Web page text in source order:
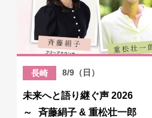
長崎 8/9（日）
未来へと語り継ぐ声 2026
～ 斉藤絹子 & 重松壮一郎